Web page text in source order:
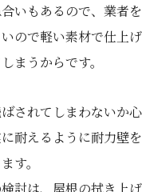
いもあるので、業者
ので軽い素材で仕上
まうからです。
されてしまわないか
耐えるように耐力壁
す。
討は、屋根の拭き上げ